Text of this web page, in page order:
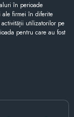
în perioade
ale firmei în diferite
utilizatorilor pe
pentru care au fost